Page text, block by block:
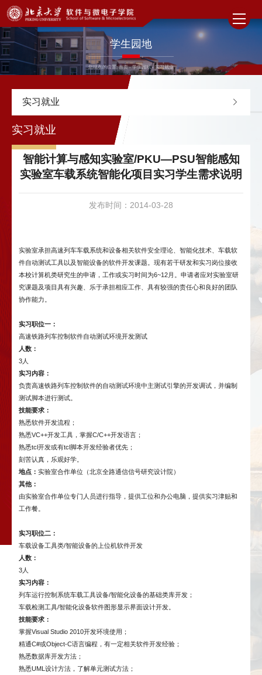
学生园地
您现在的位置: 首页 - 学生园地 - 实习就业
实习就业
实习就业
智能计算与感知实验室/PKU—PSU智能感知
实验室车载系统智能化项目实习学生需求说明
发布时间：2014-03-28
实验室承担高速列车车载系统和设备相关软件安全理论、智能化技术、车载软
件自动测试工具以及智能设备的软件开发课题。现有若干研发和实习岗位接收
本校计算机类研究生的申请，工作或实习时间为6~12月。申请者应对实验室研
究课题及项目具有兴趣、乐于承担相应工作、具有较强的责任心和良好的团队
协作能力。
实习职位一：
高速铁路列车控制软件自动测试环境开发测试
人数：
3人
实习内容：
负责高速铁路列车控制软件的自动测试环境中主测试引擎的开发调试，并编制
测试脚本进行测试。
技能要求：
熟悉软件开发流程；
熟悉VC++开发工具，掌握C/C++开发语言；
熟悉tcl开发或有tcl脚本开发经验者优先；
刻苦认真，乐观好学。
地点： 实验室合作单位（北京全路通信信号研究设计院）
其他：
由实验室合作单位专门人员进行指导，提供工位和办公电脑，提供实习津贴和
工作餐。
实习职位二：
车载设备工具类/智能设备的上位机软件开发
人数：
3人
实习内容：
列车运行控制系统车载工具设备/智能化设备的基础类库开发；
车载检测工具/智能化设备软件图形显示界面设计开发。
技能要求：
掌握Visual Studio 2010开发环境使用；
精通C#或Object-C语言编程，有一定相关软件开发经验；
熟悉数据库开发方法；
熟悉UML设计方法，了解单元测试方法；